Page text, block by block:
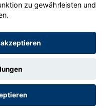
2020 - 2026
zu gewährleisten und